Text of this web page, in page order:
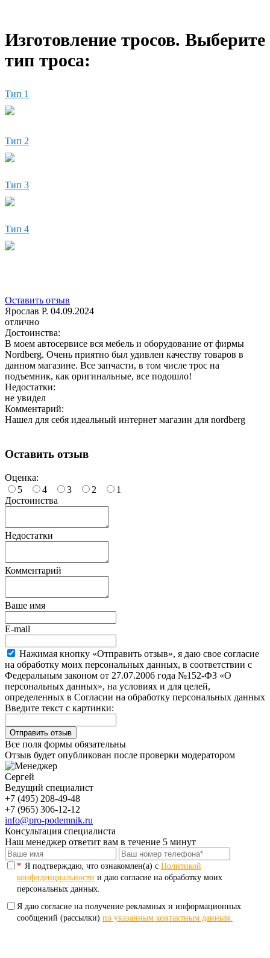
Изготовление тросов. Выберите
тип троса:
Тип 1
Тип 2
Тип 3
Тип 4
Оставить отзыв
Ярослав Р. 04.09.2024
отлично
Достоинства:
В моем автосервисе вся мебель и оборудование от фирмы
Nordberg. Очень приятно был удивлен качеству товаров в
данном магазине. Все запчасти, в том числе трос на
подъемник, как оригинальные, все подошло!
Недостатки:
не увидел
Комментарий:
Нашел для себя идеальный интернет магазин для nordberg
Оставить отзыв
Оценка:
5
4 3 2
1
Достоинства
Недостатки
Комментарий
Ваше имя
E-mail
Нажимая кнопку «Отправить отзыв», я даю свое согласие
на обработку моих персональных данных, в соответствии с
Федеральным законом от 27.07.2006 года №152-ФЗ «О
персональных данных», на условиях и для целей,
определенных в Согласии на обработку персональных данных
Введите текст с картинки:
Все поля формы обязательны
Отзыв будет опубликован после проверки модератором
Сергей
Ведущий специалист
+7 (495) 208-49-48
+7 (965) 306-12-12
info@pro-podemnik.ru
Консультация специалиста
Наш менеджер ответит вам в течение 5 минут
* Я подтверждаю, что ознакомлен(а) с Политикой
конфиденциальности и даю согласие на обработку моих
персональных данных.
Я даю согласие на получение рекламных и информационных
сообщений (рассылки) по указанным контактным данным.